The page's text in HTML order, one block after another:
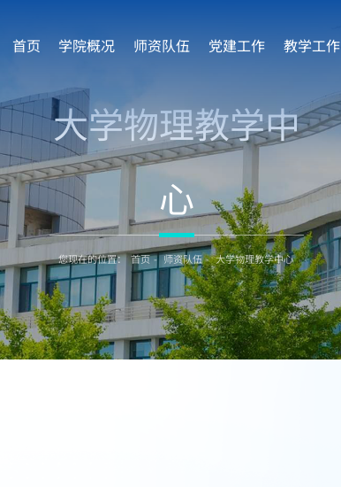
首页 学院概况 师资队伍 党建工作 教学工作
大学物理教学中
心
您现在的位置：首页 - 师资队伍 - 大学物理教学中心